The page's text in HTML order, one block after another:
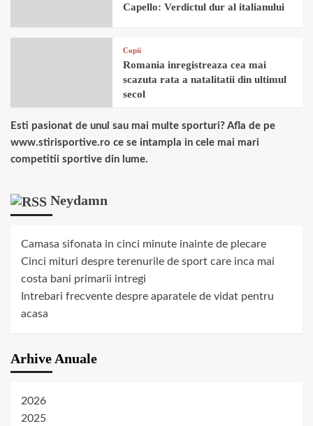
Capello: Verdictul dur al italianului
Copii
Romania inregistreaza cea mai
scazuta rata a natalitatii din ultimul
secol
Esti pasionat de unul sau mai multe sporturi? Afla de pe
www.stirisportive.ro ce se intampla in cele mai mari
competitii sportive din lume.
Neydamn
Camasa sifonata in cinci minute inainte de plecare
Cinci mituri despre terenurile de sport care inca mai
costa bani primarii intregi
Intrebari frecvente despre aparatele de vidat pentru
acasa
Arhive Anuale
2026
2025